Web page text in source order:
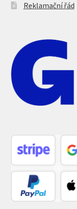
Reklamační řád